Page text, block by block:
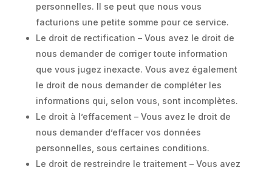
personnelles. Il se peut que nous vous
facturions une petite somme pour ce service.
Le droit de rectification – Vous avez le droit de
nous demander de corriger toute information
que vous jugez inexacte. Vous avez également
le droit de nous demander de compléter les
informations qui, selon vous, sont incomplètes.
Le droit à l’effacement – Vous avez le droit de
nous demander d’effacer vos données
personnelles, sous certaines conditions.
Le droit de restreindre le traitement – Vous avez